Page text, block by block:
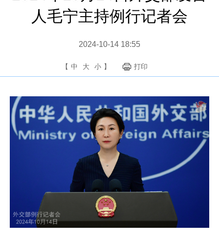
人毛宁主持例行记者会
2024-10-14 18:55
【 中 大 小 】 打印